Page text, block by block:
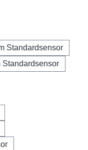
Standardsensor
Standardsensor